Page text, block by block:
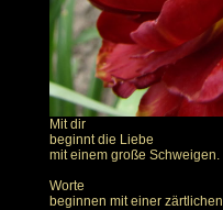
Mit dir
beginnt die Liebe
mit einem große Schweigen.
Worte
beginnen mit einer